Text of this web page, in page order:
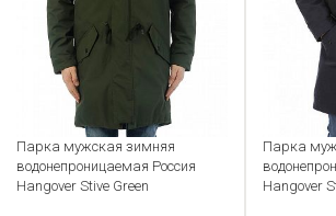
Парка мужская зимняя
водонепроницаемая Россия
Hangover Stive Green
Парка
Hangover